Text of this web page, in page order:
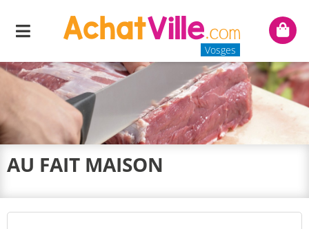
Menu
Vosges
Mon
AU FAIT MAISON